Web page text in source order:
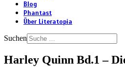
Blog
Phantast
Über Literatopia
Suchen
Harley Quinn Bd.1 –